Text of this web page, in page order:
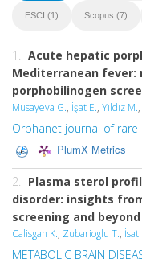
ESCI (1) Scopus (7)
1. Acute hepatic
Mediterranean
porphobilinogen
Musayeva G., İşat E., Yıldız M.,
Orphanet journal of rare
PlumX Metrics
2. Plasma sterol
disorder: insights
screening and beyond
Calisgan K., Zubarioglu T., İsat
METABOLIC BRAIN